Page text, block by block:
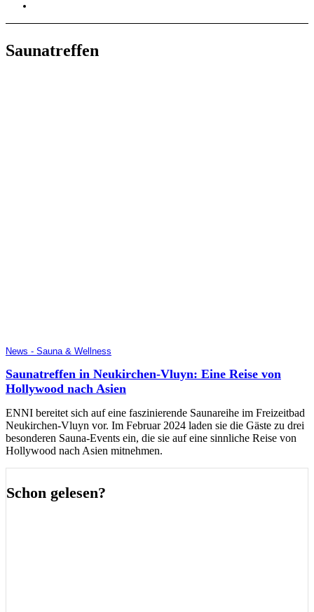
Saunatreffen
News - Sauna & Wellness
Saunatreffen in Neukirchen-Vluyn: Eine Reise von
Hollywood nach Asien
ENNI bereitet sich auf eine faszinierende Saunareihe im Freizeitbad
Neukirchen-Vluyn vor. Im Februar 2024 laden sie die Gäste zu drei
besonderen Sauna-Events ein, die sie auf eine sinnliche Reise von
Hollywood nach Asien mitnehmen.
Schon gelesen?